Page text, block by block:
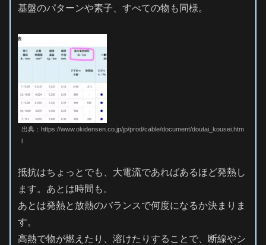
基盤のパターンや素子、すべての物も同様。
出典：https://www.okidensen.co.jp/jp/prod/cable/document/doutai_kousei.htm
l
抵抗はちょっとでも、大電流であればあるほど発熱し
ます。あとは時間も。
あとは発熱と放熱のバランスで何度になるか決まりま
す。
高熱で物が燃えたり、溶けたりすることで、断線やシ